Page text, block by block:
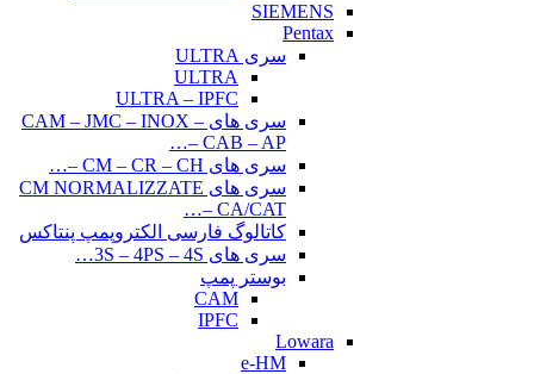
SIEMENS
Pentax
سری ULTRA
ULTRA
ULTRA – IPFC
سری های CAM – JMC – INOX –
CAB – AP –…
سری های CM – CR – CH –…
سری های CM NORMALIZZATE
– CA/CAT…
کاتالوگ فارسی الکتروپمپ پنتاکس
سری های 3S – 4PS – 4S…
بوستر پمپ
CAM
IPFC
Lowara
e-HM